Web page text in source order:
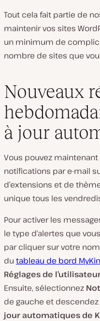
Tout cela fait partie de
maintenir vos sites
un minimum de
nombre de sites que
Nouveaux
à jour
Vous pouvez
notifications par e-mail
d’extensions et de
unique tous les
Pour activer les
le type d’alertes que
par cliquer sur votre
du tableau de bord
Réglages de
Ensuite, sélectionnez
de gauche et descendez
jour automatiques de